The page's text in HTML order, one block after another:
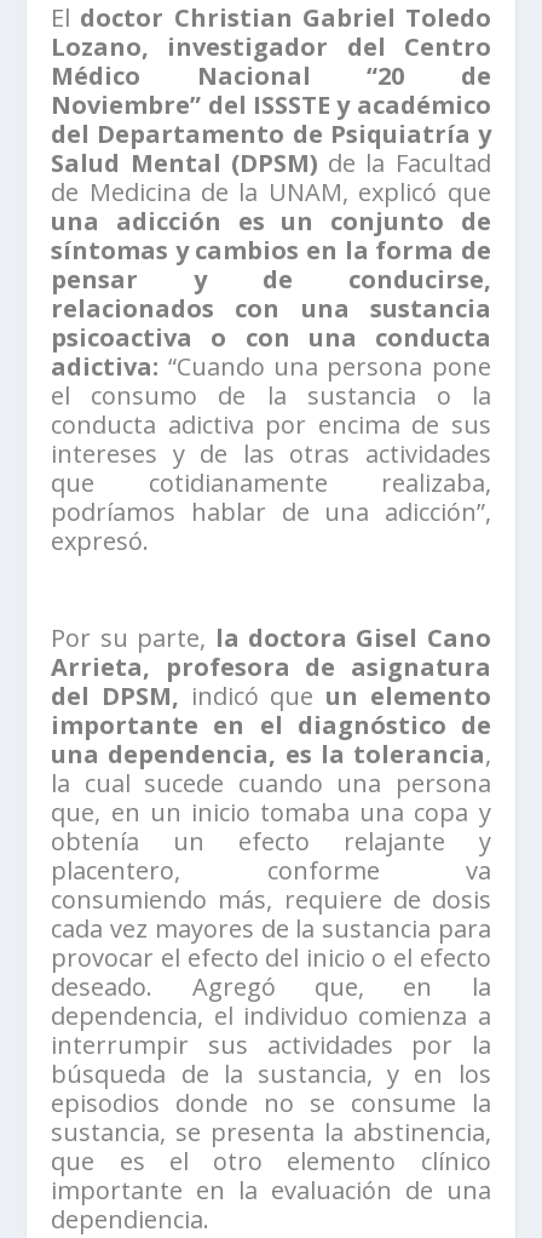
El doctor Christian Gabriel Toledo
Lozano, investigador del Centro
Médico Nacional “20 de
Noviembre” del ISSSTE y académico
del Departamento de Psiquiatría y
Salud Mental (DPSM) de la Facultad
de Medicina de la UNAM, explicó que
una adicción es un conjunto de
síntomas y cambios en la forma de
pensar y de conducirse,
relacionados con una sustancia
psicoactiva o con una conducta
adictiva: “Cuando una persona pone
el consumo de la sustancia o la
conducta adictiva por encima de sus
intereses y de las otras actividades
que cotidianamente realizaba,
podríamos hablar de una adicción”,
expresó.
Por su parte, la doctora Gisel Cano
Arrieta, profesora de asignatura
del DPSM, indicó que un elemento
importante en el diagnóstico de
una dependencia, es la tolerancia,
la cual sucede cuando una persona
que, en un inicio tomaba una copa y
obtenía un efecto relajante y
placentero, conforme va
consumiendo más, requiere de dosis
cada vez mayores de la sustancia para
provocar el efecto del inicio o el efecto
deseado. Agregó que, en la
dependencia, el individuo comienza a
interrumpir sus actividades por la
búsqueda de la sustancia, y en los
episodios donde no se consume la
sustancia, se presenta la abstinencia,
que es el otro elemento clínico
importante en la evaluación de una
dependiencia.